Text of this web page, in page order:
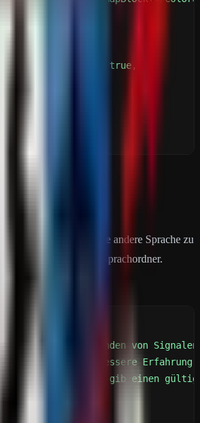
ist enthalten. Um eine andere Sprache zu
eine neue Datei im Sprachordner.